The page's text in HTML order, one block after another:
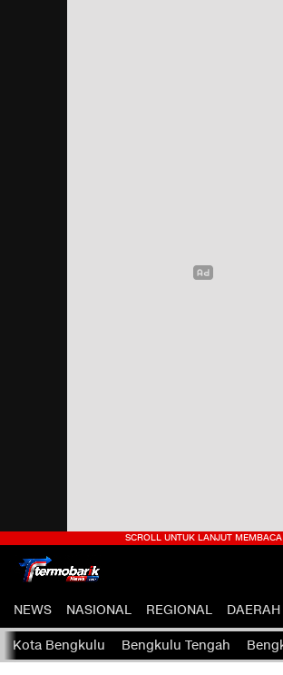
NEWS NASIONAL REGIONAL DAERAH
Kota Bengkulu Bengkulu Tengah